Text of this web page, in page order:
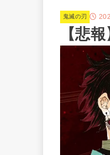
鬼滅の刃
【悲